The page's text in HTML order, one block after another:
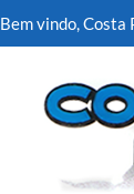
Bem vindo, Costa